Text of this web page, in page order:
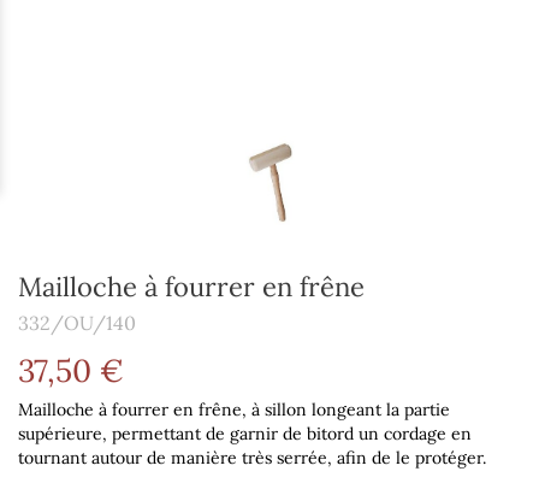
Mailloche à fourrer en frêne
332/OU/140
37,50 €
Mailloche à fourrer en frêne, à sillon longeant la partie
supérieure, permettant de garnir de bitord un cordage en
tournant autour de manière très serrée, afin de le protéger.